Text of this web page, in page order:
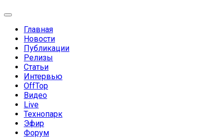
Главная
Новости
Публикации
Релизы
Статьи
Интервью
OffTop
Видео
Live
Технопарк
Эфир
Форум